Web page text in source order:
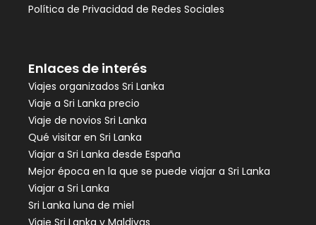
Política de Privacidad de Redes Sociales
Enlaces de interés
Viajes organizados Sri Lanka
Viaje a Sri Lanka precio
Viaje de novios Sri Lanka
Qué visitar en Sri Lanka
Viajar a Sri Lanka desde España
Mejor época en la que se puede viajar a Sri Lanka
Viajar a Sri Lanka
Sri Lanka luna de miel
Viaje Sri Lanka y Maldivas